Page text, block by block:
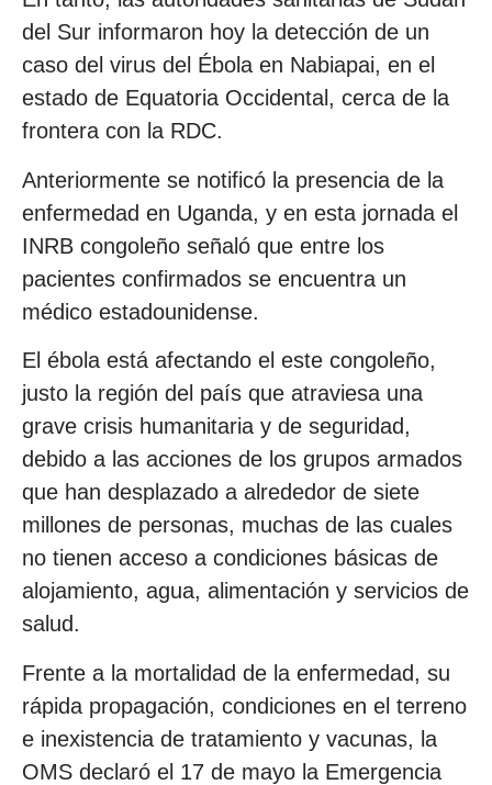
del Sur informaron hoy la detección de un
caso del virus del Ébola en Nabiapai, en el
estado de Equatoria Occidental, cerca de la
frontera con la RDC.
Anteriormente se notificó la presencia de la
enfermedad en Uganda, y en esta jornada el
INRB congoleño señaló que entre los
pacientes confirmados se encuentra un
médico estadounidense.
El ébola está afectando el este congoleño,
justo la región del país que atraviesa una
grave crisis humanitaria y de seguridad,
debido a las acciones de los grupos armados
que han desplazado a alrededor de siete
millones de personas, muchas de las cuales
no tienen acceso a condiciones básicas de
alojamiento, agua, alimentación y servicios de
salud.
Frente a la mortalidad de la enfermedad, su
rápida propagación, condiciones en el terreno
e inexistencia de tratamiento y vacunas, la
OMS declaró el 17 de mayo la Emergencia